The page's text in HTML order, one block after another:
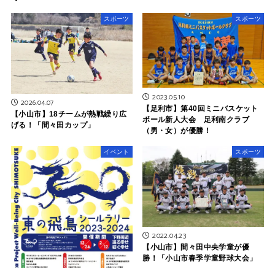
スポーツ
2026.04.07
【小山市】18チームが熱戦繰り広
げる！「間々田カップ」
スポーツ
2023.05.10
【足利市】第40回ミニバスケット
ボール新人大会 足利南クラブ
（男・女）が優勝！
イベント スポーツ
2022.04.23
【小山市】間々田中央学童が優
勝！「小山市春季学童野球大会」